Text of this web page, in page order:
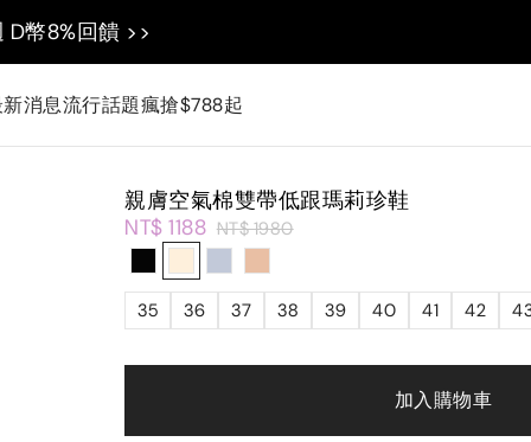
D幣8%回饋 >>
消息流行話題瘋搶$788起
親膚空氣棉雙帶低跟瑪莉珍鞋
NT$ 1188 NT$ 1980
35 36 37 38 39 40 41 42
加入購物車